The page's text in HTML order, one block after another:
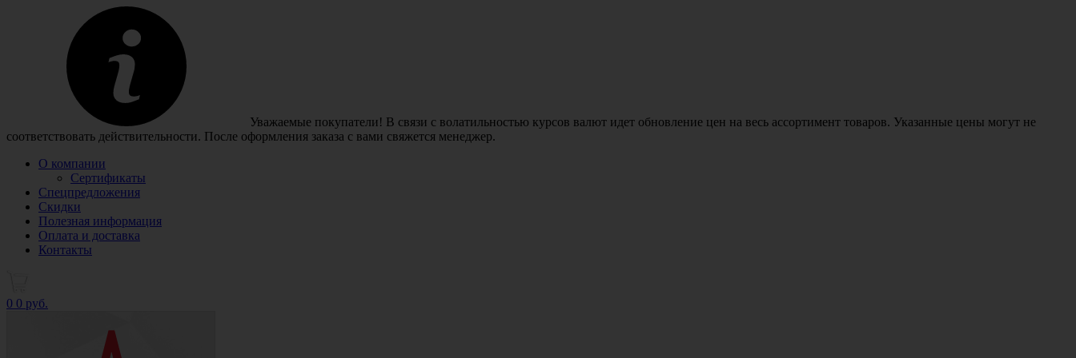
Уважаемые покупатели! В связи с волатильностью курсов валют идет обновление цен на весь ассортимент товаров. Указанные цены могут не
соответствовать действительности. После оформления заказа с вами свяжется менеджер.
О компании
Сертификаты
Спецпредложения
Скидки
Полезная информация
Оплата и доставка
Контакты
0 0 руб.